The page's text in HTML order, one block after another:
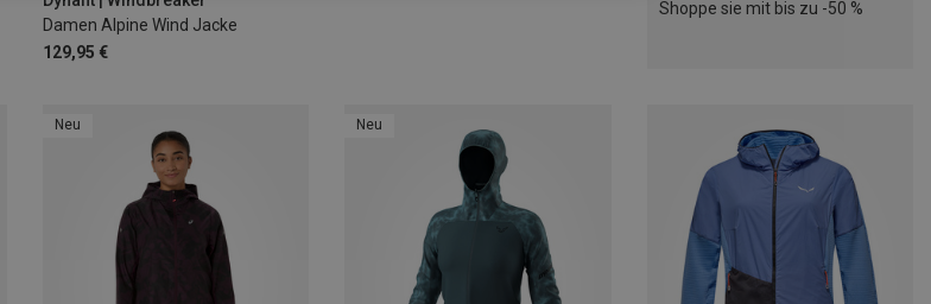
Damen Alpine Wind Jacke
129,95 €
Shoppe sie mit bis zu -50 %
Neu Neu